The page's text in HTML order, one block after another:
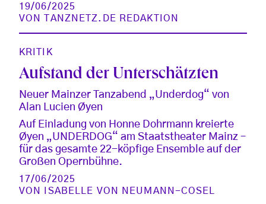
19/06/2025
VON
TANZNETZ.DE REDAKTION
KRITIK
Aufstand der Unterschätzten
Neuer Mainzer Tanzabend „Underdog“ von
Alan Lucien Øyen
Auf Einladung von Honne Dohrmann kreierte
Øyen „UNDERDOG“ am Staatstheater Mainz –
für das gesamte 22-köpfige Ensemble auf der
Großen Opernbühne.
17/06/2025
VON
ISABELLE VON NEUMANN-COSEL